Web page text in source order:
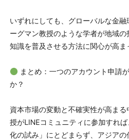
いずれにしても、グローバルな金
ーグマン教授のような学者が地域
知識を普及させる方法に関心が高ま
まとめ：一つのアカウント申請
か？
資本市場の変動と不確実性が高ま
授がLINEコミュニティに参加すれ
化の試み」にとどまらず、アジア